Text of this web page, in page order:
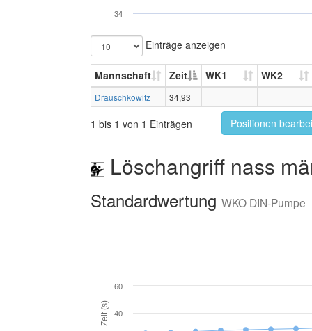
34
Einträge anzeigen
Mannschaft Zeit WK1 WK2
Drauschkowitz 34,93
1 bis 1 von 1 Einträgen Positionen
Löschangriff nass
Standardwertung WKO DIN-Pumpe
Zeit (s) 40
60